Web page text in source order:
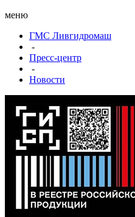
меню
ГМС Ливгидромаш
-
Пресс-центр
-
Новости